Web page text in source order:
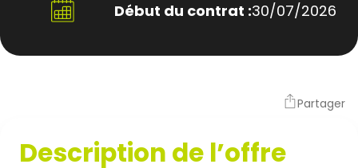
Début du contrat :30/07/2026
Partager
Description de l’offre